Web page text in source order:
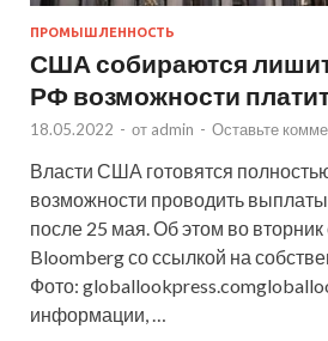
ПРОМЫШЛЕННОСТЬ
США собираются
РФ возможности
18.05.2022 - от admin - Оставьте
Власти США готовятся
возможности проводить
после 25 мая. Об этом во
Bloomberg со ссылкой на
Фото:
информации, …